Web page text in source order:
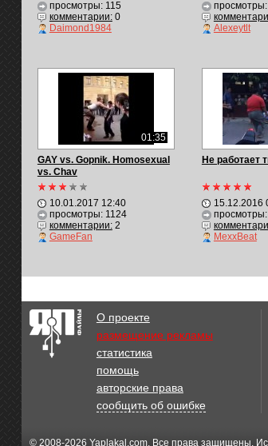
просмотры: 115
комментарии:0
Daimond1984
Alexeytlt
01:35
GAY vs. Gopnik. Homosexual
vs. Chav
10.01.2017 12:40
просмотры: 1124
комментарии:2
GameFan
Не работает
15.12.2016
MexxBeat
О проекте
размещение рекламы
статистика
помощь
авторские права
сообщить об ошибке
© 2008-2026 Yaplakal.com. Все права защищены.